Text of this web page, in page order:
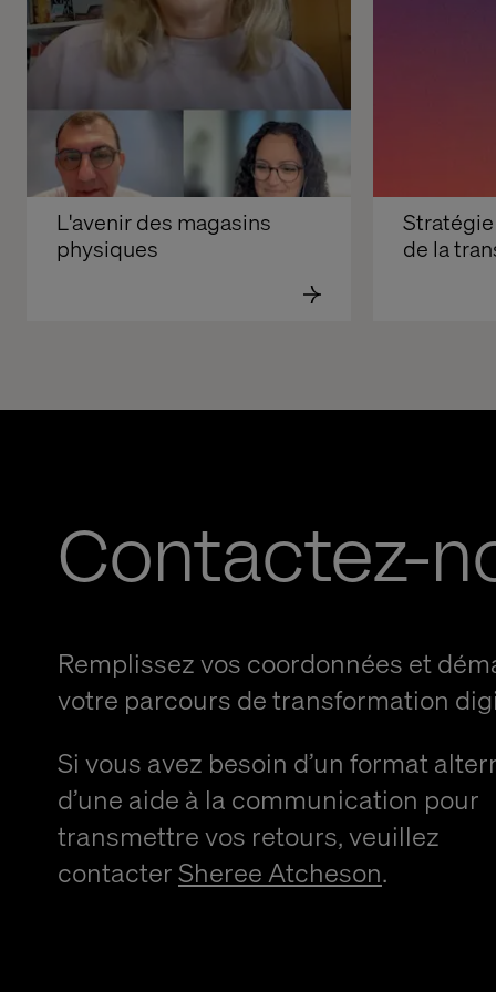
L'avenir des magasins
physiques
de la
Contactez-
Remplissez vos coordonnées et
votre parcours de transformation
Si vous avez besoin d’un format
d’une aide à la communication pour
transmettre vos retours, veuillez
contacterSheree Atcheson.